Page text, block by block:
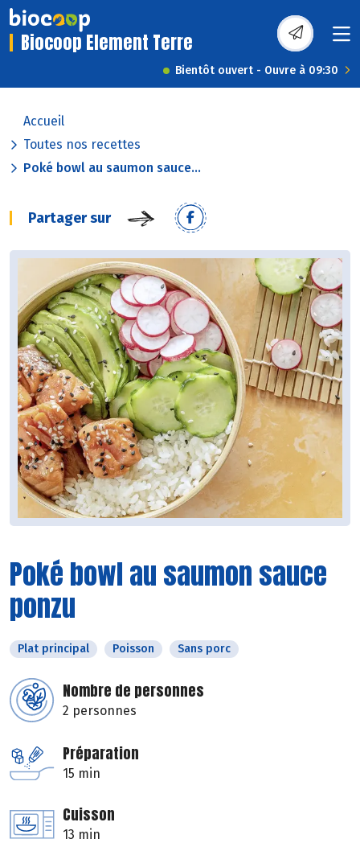
Biocoop Element Terre
Bientôt ouvert - Ouvre à 09:30
Accueil
Toutes nos recettes
Poké bowl au saumon sauce...
Partager sur
Poké bowl au saumon sauce
ponzu
Plat principal Poisson Sans porc
Nombre de personnes
2 personnes
Préparation
15 min
Cuisson
13 min